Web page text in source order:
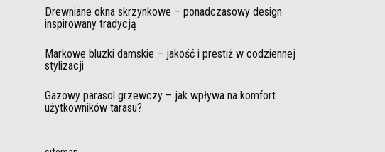
Drewniane okna skrzynkowe – ponadczasowy design
inspirowany tradycją
Markowe bluzki damskie – jakość i prestiż w codziennej
stylizacji
Gazowy parasol grzewczy – jak wpływa na komfort
użytkowników tarasu?